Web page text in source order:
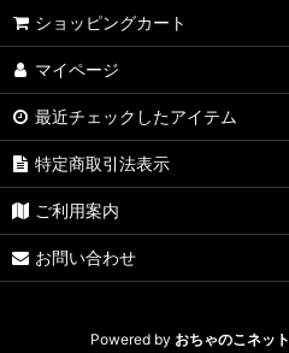
ショッピングカート
マイページ
最近チェックしたアイテム
特定商取引法表示
ご利用案内
お問い合わせ
Powered by おちゃのこネット